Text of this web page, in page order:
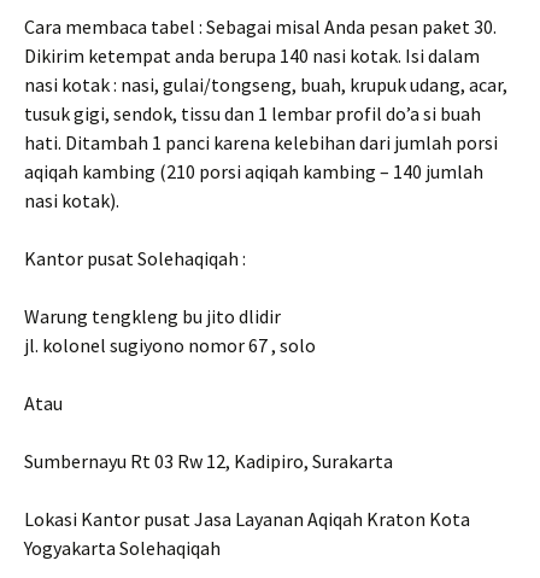
Cara membaca tabel : Sebagai misal Anda pesan paket 30.
Dikirim ketempat anda berupa 140 nasi kotak. Isi dalam
nasi kotak : nasi, gulai/tongseng, buah, krupuk udang, acar,
tusuk gigi, sendok, tissu dan 1 lembar profil do’a si buah
hati. Ditambah 1 panci karena kelebihan dari jumlah porsi
aqiqah kambing (210 porsi aqiqah kambing – 140 jumlah
nasi kotak).
Kantor pusat Solehaqiqah :
Warung tengkleng bu jito dlidir
jl. kolonel sugiyono nomor 67 , solo
Atau
Sumbernayu Rt 03 Rw 12, Kadipiro, Surakarta
Lokasi Kantor pusat Jasa Layanan Aqiqah Kraton Kota
Yogyakarta Solehaqiqah